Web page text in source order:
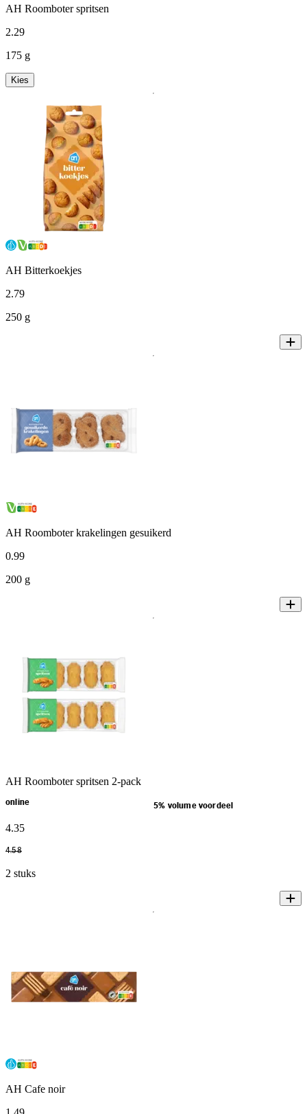
AH Roomboter spritsen
2.29
175 g
Kies
AH Bitterkoekjes
2.79
250 g
AH Roomboter krakelingen gesuikerd
0.99
200 g
AH Roomboter spritsen 2-pack
online 5% volume voordeel
4.35
4.58
2 stuks
AH Cafe noir